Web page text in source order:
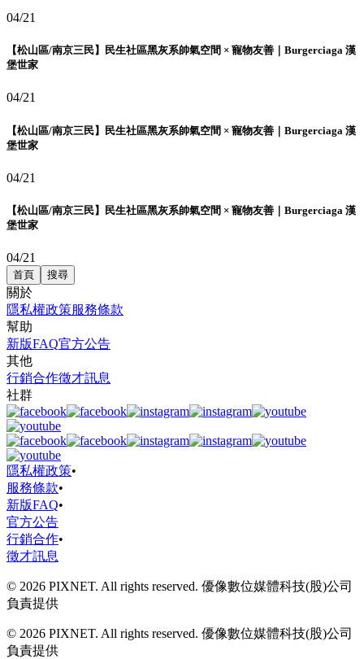
04/21
【松山區/南京三民】民生社區黑灰系帥氣空間 × 寵物友善｜Burgerciaga 漢
堡世家
04/21
【松山區/南京三民】民生社區黑灰系帥氣空間 × 寵物友善｜Burgerciaga 漢
堡世家
04/21
【松山區/南京三民】民生社區黑灰系帥氣空間 × 寵物友善｜Burgerciaga 漢
堡世家
04/21
首頁 搜尋
關於
隱私權政策服務條款
幫助
新版FAQ官方公告
其他
行銷合作徵才訊息
社群
隱私權政策•
服務條款•
新版FAQ•
官方公告
行銷合作•
徵才訊息
© 2026 PIXNET. All rights reserved. 優像數位媒體科技(股)公司
負責提供
© 2026 PIXNET. All rights reserved. 優像數位媒體科技(股)公司
負責提供